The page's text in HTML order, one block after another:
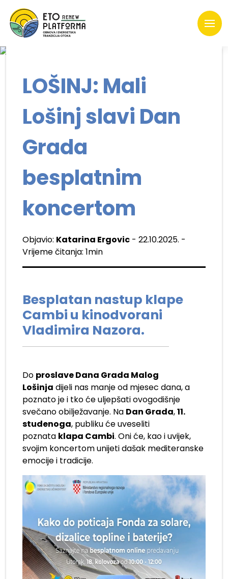
LOŠINJ: Mali
Lošinj slavi Dan
Grada
besplatnim
koncertom
Objavio: Katarina Ergovic - 22.10.2025. -
Vrijeme čitanja: 1min
Besplatan nastup klape
Cambi u kinodvorani
Vladimira Nazora.
Do proslave Dana Grada Malog
Lošinja dijeli nas manje od mjesec dana, a
poznato je i tko će uljepšati ovogodišnje
svečano obilježavanje. Na Dan Grada,11.
studenoga, publiku će uveseliti
poznata klapa Cambi. Oni će, kao i uvijek,
svojim koncertom unijeti dašak mediteranske
emocije i tradicije.